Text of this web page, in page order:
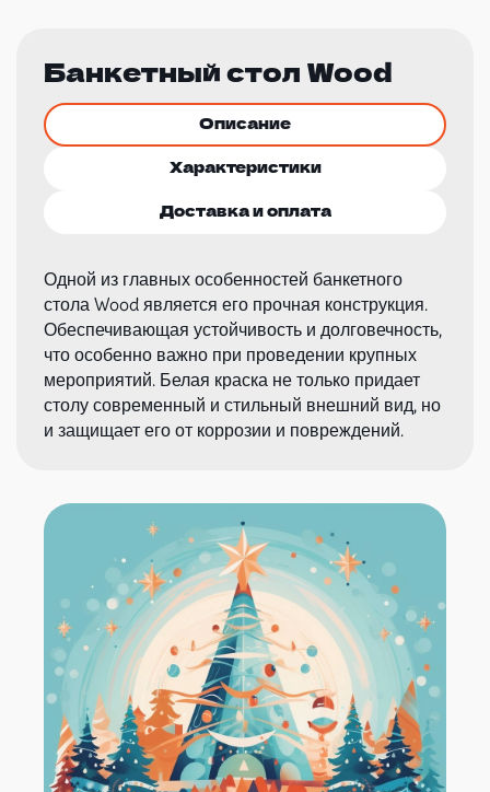
Банкетный стол Wood
Описание
Характеристики
Доставка и оплата
Одной из главных особенностей банкетного
стола Wood является его прочная конструкция.
Обеспечивающая устойчивость и долговечность,
что особенно важно при проведении крупных
мероприятий. Белая краска не только придает
столу современный и стильный внешний вид, но
и защищает его от коррозии и повреждений.